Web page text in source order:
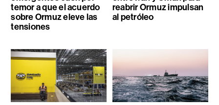
temor a que el acuerdo
sobre Ormuz eleve las
tensiones
reabrir Ormuz impulsan
al petróleo